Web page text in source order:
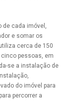
cada imóvel,
e somar os
cerca de 150
pessoas, em
se a instalação de
do imóvel para
percorrer a